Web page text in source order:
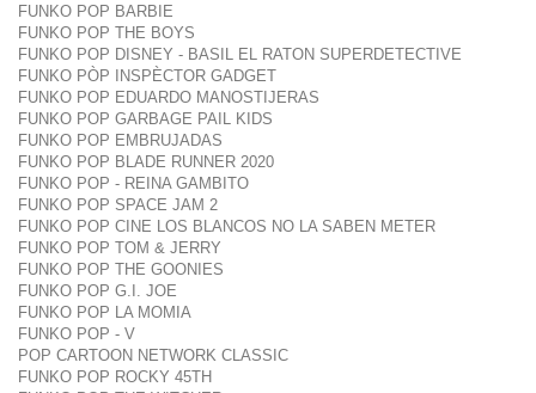
FUNKO POP BARBIE
FUNKO POP THE BOYS
FUNKO POP DISNEY - BASIL EL RATON SUPERDETECTIVE
FUNKO PÒP INSPÈCTOR GADGET
FUNKO POP EDUARDO MANOSTIJERAS
FUNKO POP GARBAGE PAIL KIDS
FUNKO POP EMBRUJADAS
FUNKO POP BLADE RUNNER 2020
FUNKO POP - REINA GAMBITO
FUNKO POP SPACE JAM 2
FUNKO POP CINE LOS BLANCOS NO LA SABEN METER
FUNKO POP TOM & JERRY
FUNKO POP THE GOONIES
FUNKO POP G.I. JOE
FUNKO POP LA MOMIA
FUNKO POP - V
POP CARTOON NETWORK CLASSIC
FUNKO POP ROCKY 45TH